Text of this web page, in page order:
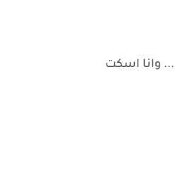
وانا اسكت